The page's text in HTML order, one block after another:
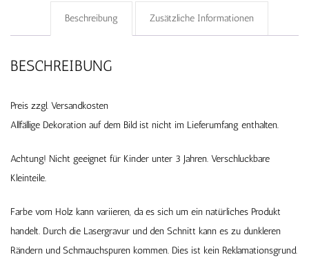
Beschreibung Zusätzliche Informationen
BESCHREIBUNG
Preis zzgl. Versandkosten
Allfällige Dekoration auf dem Bild ist nicht im Lieferumfang enthalten.
Achtung! Nicht geeignet für Kinder unter 3 Jahren. Verschluckbare
Kleinteile.
Farbe vom Holz kann variieren, da es sich um ein natürliches Produkt
handelt. Durch die Lasergravur und den Schnitt kann es zu dunkleren
Rändern und Schmauchspuren kommen. Dies ist kein Reklamationsgrund.